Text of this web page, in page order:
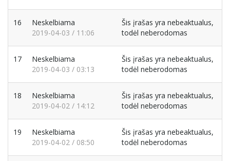
16
Neskelbiama
2019-04-03 / 11:06
Šis įrašas yra nebeaktualus,
todėl neberodomas
17
Neskelbiama
2019-04-03 / 03:13
Šis įrašas yra nebeaktualus,
todėl neberodomas
18
Neskelbiama
2019-04-02 / 14:12
Šis įrašas yra nebeaktualus,
todėl neberodomas
19
Neskelbiama
2019-04-02 / 08:50
Šis įrašas yra nebeaktualus,
todėl neberodomas